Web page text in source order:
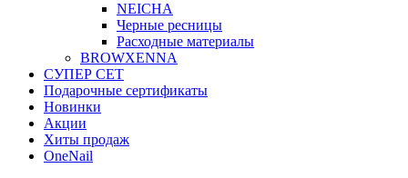
NEICHA
Черные ресницы
Расходные материалы
BROWXENNA
СУПЕР СЕТ
Подарочные сертификаты
Новинки
Акции
Хиты продаж
OneNail